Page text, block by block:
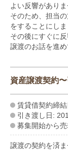
よい反響がありま
そのため、担当
をすることにしま
その後にすぐに
譲渡のお話を進め
資産譲渡契約
賃貸借契約締
引き渡し日:
募集開始から
譲渡の契約を済